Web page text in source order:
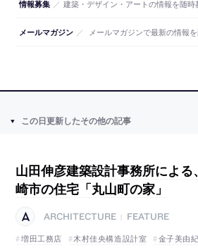
情報募集 ／ 建築・デザイン・アートの情報を随時
メールマガジン ／ メールマガジンで最新の情報を
この日更新したその他の記事
山田伸彦建築設計事務所による
崎市の住宅「丸山町の家」
ARCHITECTURE
FEATURE
増田工務店
木村佳央構造設計室 金子美由紀